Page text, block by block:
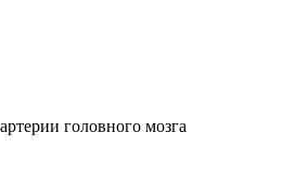
головного мозга